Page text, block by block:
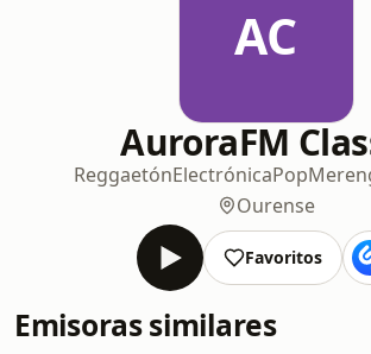
AC
AuroraFM
ReggaetónElectrónicaPop
Ourense
Favoritos
Emisoras similares